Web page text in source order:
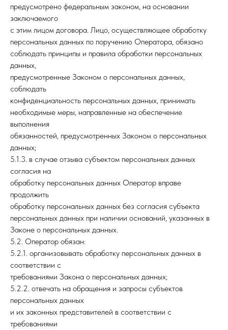
предусмотрено федеральным законом, на основании
заключаемого
с этим лицом договора. Лицо, осуществляющее обработку
персональных данных по поручению Оператора, обязано
соблюдать принципы и правила обработки персональных
данных,
предусмотренные Законом о персональных данных,
соблюдать
конфиденциальность персональных данных, принимать
необходимые меры, направленные на обеспечение
выполнения
обязанностей, предусмотренных Законом о персональных
данных;
5.1.3. в случае отзыва субъектом персональных данных
согласия на
обработку персональных данных Оператор вправе
продолжить
обработку персональных данных без согласия субъекта
персональных данных при наличии оснований, указанных в
Законе о персональных данных.
5.2. Оператор обязан:
5.2.1. организовывать обработку персональных данных в
соответствии с
требованиями Закона о персональных данных;
5.2.2. отвечать на обращения и запросы субъектов
персональных данных
и их законных представителей в соответствии с
требованиями